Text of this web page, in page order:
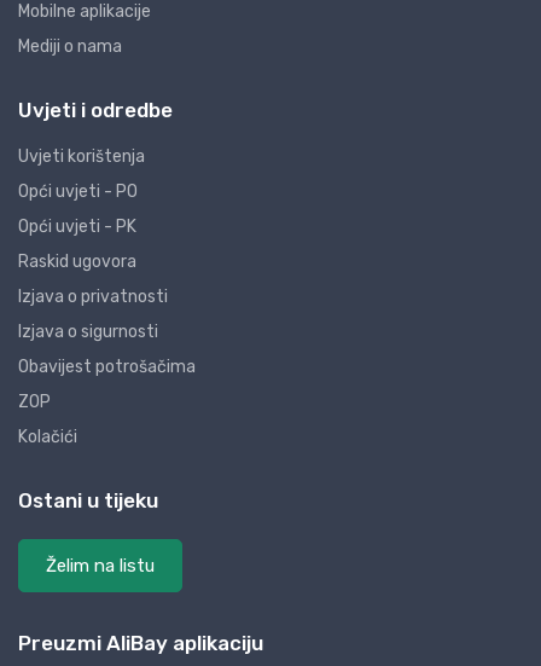
Mobilne aplikacije
Mediji o nama
Uvjeti i odredbe
Uvjeti korištenja
Opći uvjeti - PO
Opći uvjeti - PK
Raskid ugovora
Izjava o privatnosti
Izjava o sigurnosti
Obavijest potrošačima
ZOP
Kolačići
Ostani u tijeku
Želim na listu
Preuzmi AliBay aplikaciju